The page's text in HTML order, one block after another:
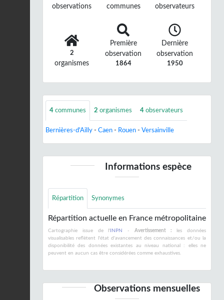
observations communes observateurs
2
organismes
Première
observation
1864
Dernière
observation
1950
4 communes 2 organismes 4 observateurs
Bernières-d'Ailly - Caen - Rouen - Versainville
Informations espèce
Répartition Synonymes
Répartition actuelle en France métropolitaine
Cartographie issue de l' INPN - Avertissement : les données
visualisables reflètent l'état d'avancement des connaissances et/ou la
disponibilité des données existantes au niveau national : elles ne
peuvent en aucun cas être considérées comme exhaustives.
Observations mensuelles